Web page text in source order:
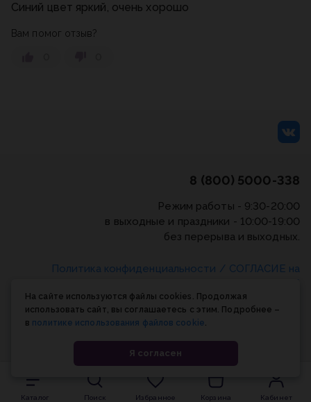
Синий цвет яркий, очень хорошо
Вам помог отзыв?
8 (800) 5000-338
Режим работы - 9:30-20:00
в выходные и праздники - 10:00-19:00
без перерыва и выходных.
Политика конфиденциальности / СОГЛАСИЕ на
использовании cookie-файлов
Каталог Поиск Избранное Корзина Кабинет
На сайте используются файлы cookies. Продолжая
использовать сайт, вы соглашаетесь с этим. Подробнее –
в политике использования файлов cookie.
Я согласен